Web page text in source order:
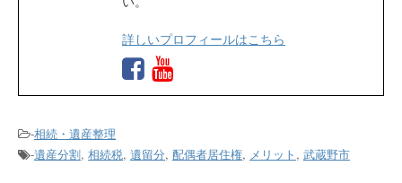
詳しいプロフィールはこちら
-相続・遺産整理
-遺産分割, 相続税, 遺留分, 配偶者居住権, メリット , 武蔵野市